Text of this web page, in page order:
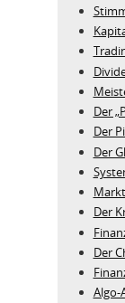
Der
Der
Der
Der
Der